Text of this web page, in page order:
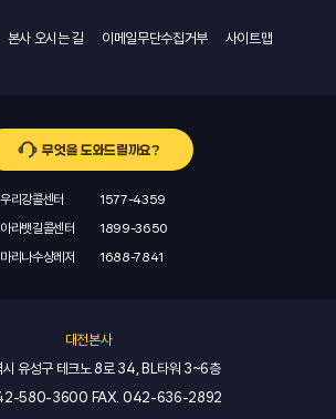
본사 오시는 길 이메일무단수집거부 사이트맵
무엇을 도와드릴까요?
우리강콜센터
1577-4359
아라뱃길콜센터
1899-3650
마리나수상레저
1688-7841
대전본사
시 유성구 테크노 8로 34, BL타워 3~6층
580-3600 FAX. 042-636-2892